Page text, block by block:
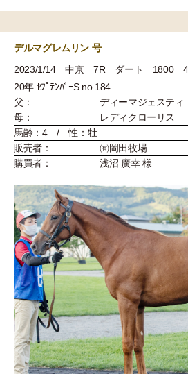
デルマグレムリン 号
2023/1/14 中京 7R ダート 1800 4
20年 ｾﾌﾟﾃﾝﾊﾞｰS no.184
父：
ディーマジェスティ
母：
レディクローリス
馬齢：4 / 性：牡
販売者：
㈲岡田牧場
購買者：
浅沼 廣幸 様